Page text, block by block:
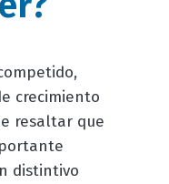
crecimiento
resaltar que
distintivo